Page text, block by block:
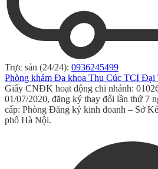
Trực sản (24/24): 0936245499
Phòng khám Đa khoa Thu Cúc TCI Đại
Giấy CNĐK hoạt động chi nhánh:
01/07/2020, đăng ký thay đổi lần thứ 7
cấp: Phòng Đăng ký kinh doanh – Sở
phố Hà Nội.